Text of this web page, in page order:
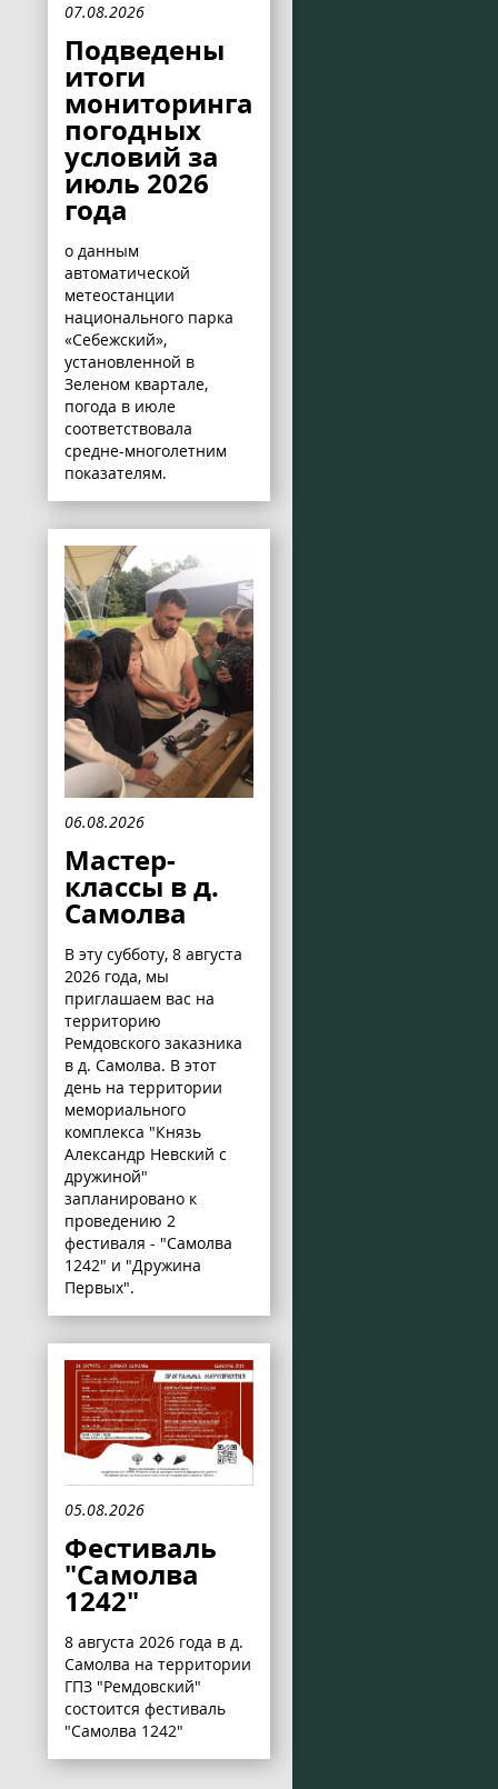
07.08.2026
Подведены
итоги
мониторинга
погодных
условий за
июль 2026
года
о данным
автоматической
метеостанции
национального парка
«Себежский»,
установленной в
Зеленом квартале,
погода в июле
соответствовала
средне-многолетним
показателям.
06.08.2026
Мастер-
классы в д.
Самолва
В эту субботу, 8 августа
2026 года, мы
приглашаем вас на
территорию
Ремдовского заказника
в д. Самолва. В этот
день на территории
мемориального
комплекса "Князь
Александр Невский с
дружиной"
запланировано к
проведению 2
фестиваля - "Самолва
1242" и "Дружина
Первых".
05.08.2026
Фестиваль
"Самолва
1242"
8 августа 2026 года в д.
Самолва на территории
ГПЗ "Ремдовский"
состоится фестиваль
"Самолва 1242"